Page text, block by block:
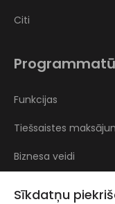
Sīkdatņu
Citi
Funkcijas
Tiešsaistes
Biznesa veidi